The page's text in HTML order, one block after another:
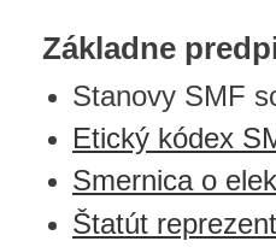
Základne
Stanovy SMF
Etický kódex
Smernica o
Štatút